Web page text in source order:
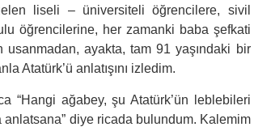
liseli – üniversiteli öğrencilere, sivil
öğrencilerine, her zamanki baba şefkati
usanmadan, ayakta, tam 91 yaşındaki bir
Atatürk’ü anlatışını izledim.
“Hangi ağabey, şu Atatürk’ün leblebileri
anlatsana” diye ricada bulundum. Kalemim